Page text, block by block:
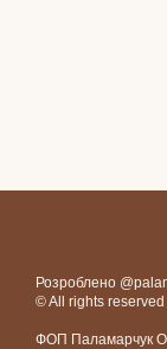
Розроблено
© All rights
ФОП Паламарчук